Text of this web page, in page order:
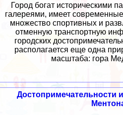
Город богат историческими
галереями, имеет
множество спортивных и
отменную транспортную
городских
располагается еще одна
масштаба: гора
Достопримечательности